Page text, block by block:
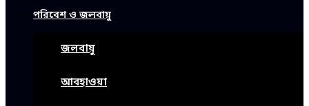
পরিবেশ ও জলবায়ু
জলবায়ু
আবহাওয়া